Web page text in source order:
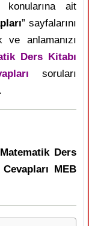
konularına ait
” sayfalarını
ve anlamanızı
Ders Kitabı
soruları
Ders
MEB